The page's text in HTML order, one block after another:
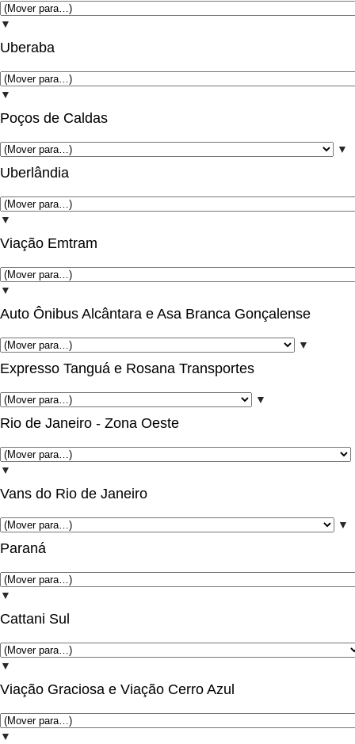
▼
Uberaba
▼
Poços de Caldas
▼
Uberlândia
▼
Viação Emtram
▼
Auto Ônibus Alcântara e Asa Branca Gonçalense
▼
Expresso Tanguá e Rosana Transportes
▼
Rio de Janeiro - Zona Oeste
▼
Vans do Rio de Janeiro
▼
Paraná
▼
Cattani Sul
▼
Viação Graciosa e Viação Cerro Azul
▼